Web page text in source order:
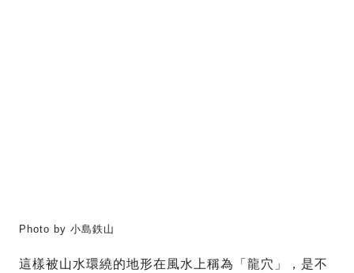
Photo by 小島鉄山
這樣被山水環繞的地形在風水上稱為「龍穴」，是不